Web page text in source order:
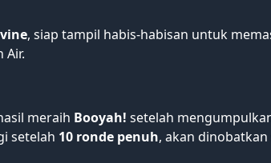
, siap tampil habis-habisan untuk
Air.
meraih Booyah! setelah
setelah 10 ronde penuh, akan dinobatkan